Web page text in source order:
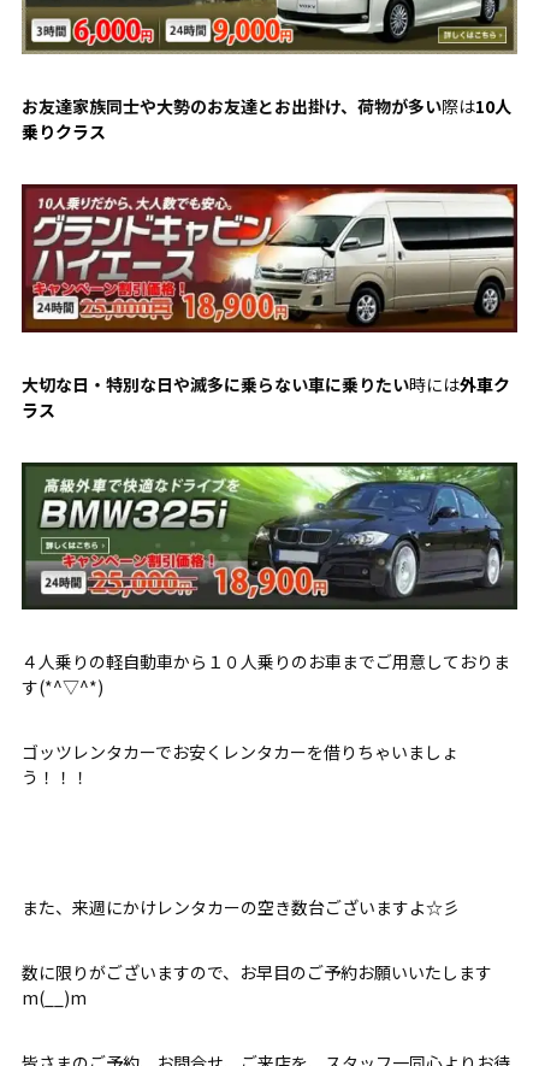
お友達家族同士や大勢のお友達とお出掛け、荷物が多い際は10人
乗りクラス
大切な日・特別な日や滅多に乗らない車に乗りたい時には外車ク
ラス
４人乗りの軽自動車から１０人乗りのお車までご用意しておりま
す(*^▽^*)
ゴッツレンタカーでお安くレンタカーを借りちゃいましょ
う！！！
また、来週にかけレンタカーの空き数台ございますよ☆彡
数に限りがございますので、お早目のご予約お願いいたします
m(__)m